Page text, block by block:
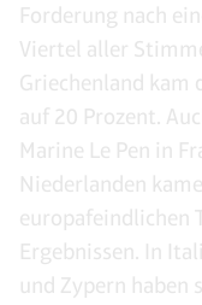
Forderung nach
Viertel aller
Griechenland kam
auf 20 Prozent.
Marine Le Pen in
Niederlanden
europafeindlichen
Ergebnissen. In
und Zypern haben